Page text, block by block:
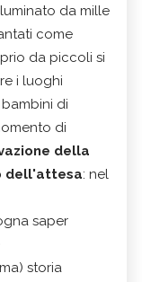
da mille
come
da piccoli si
i luoghi
di
di
della
dell'attesa: nel
saper
storia